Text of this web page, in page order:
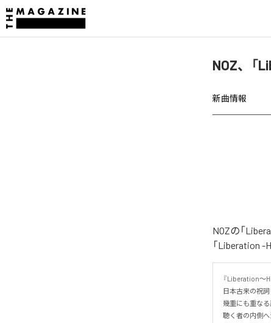
NOZ、「
新曲情報
NOZの「
「Liberation
『Liberation〜
日本古来の祝詞
幾重にも重な
聴く者の内側へ